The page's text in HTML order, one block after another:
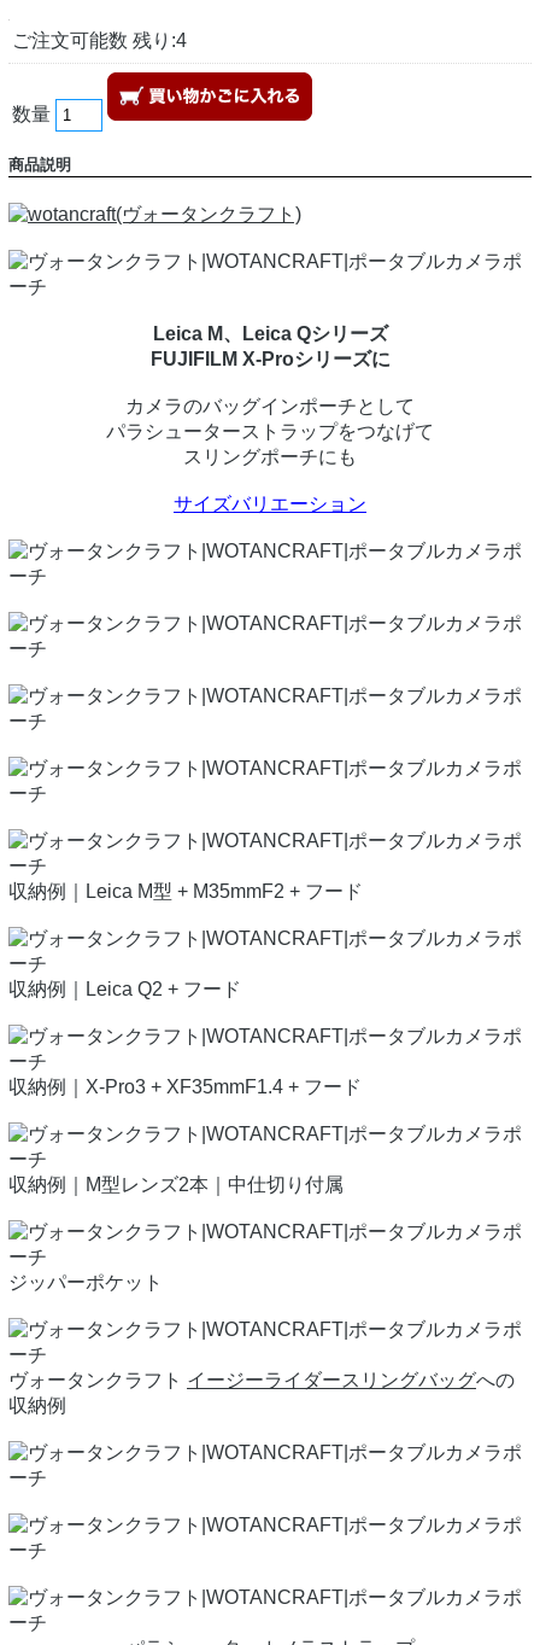
ご注文可能数 残り:4
数量
商品説明
Leica M、Leica Qシリーズ
FUJIFILM X-Proシリーズに
カメラのバッグインポーチとして
パラシューターストラップをつなげて
スリングポーチにも
サイズバリエーション
収納例｜Leica M型 + M35mmF2 + フード
収納例｜Leica Q2 + フード
収納例｜X-Pro3 + XF35mmF1.4 + フード
収納例｜M型レンズ2本｜中仕切り付属
ジッパーポケット
ヴォータンクラフト イージーライダースリングバッグへの
収納例